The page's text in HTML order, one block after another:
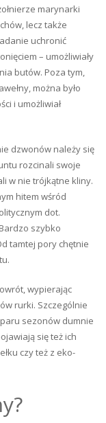
marynarki
lecz także
uchronić
– umożliwiały
butów. Poza tym,
można było
i umożliwiał
dzwonów należy się
rozcinali swoje
w nie trójkątne kliny.
hitem wśród
dot.
szybko
tamtej pory chętnie
wypierając
rurki. Szczególnie
sezonów dumnie
się też ich
czy też z eko-